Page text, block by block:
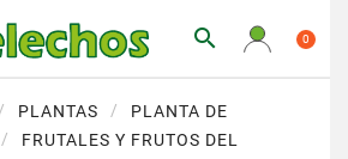
 0
PLANTAS
PLANTA DE
FRUTALES Y FRUTOS DEL